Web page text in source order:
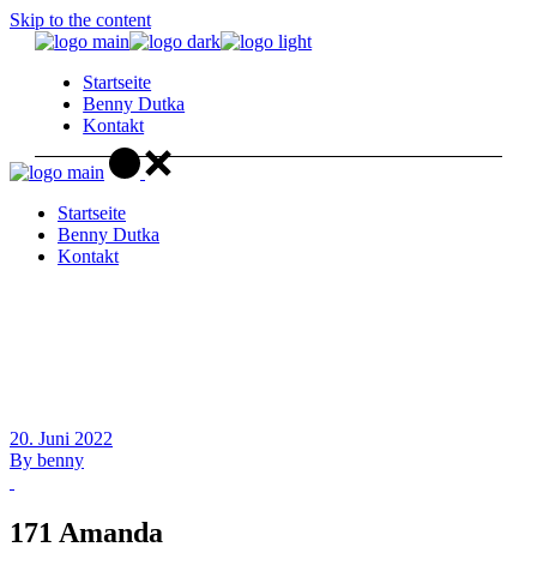
Skip to the content
Startseite
Benny Dutka
Kontakt
Startseite
Benny Dutka
Kontakt
20. Juni 2022
By benny
171 Amanda